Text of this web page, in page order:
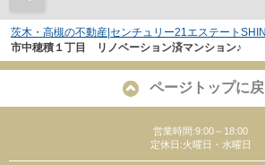
茨木・高槻の不動産|センチュリー21エステートSHIN
市中穂積１丁目 リノベーション済マンション♪
ページトップに
営業時間:9:00～18:00
定休日:火曜日・水曜日